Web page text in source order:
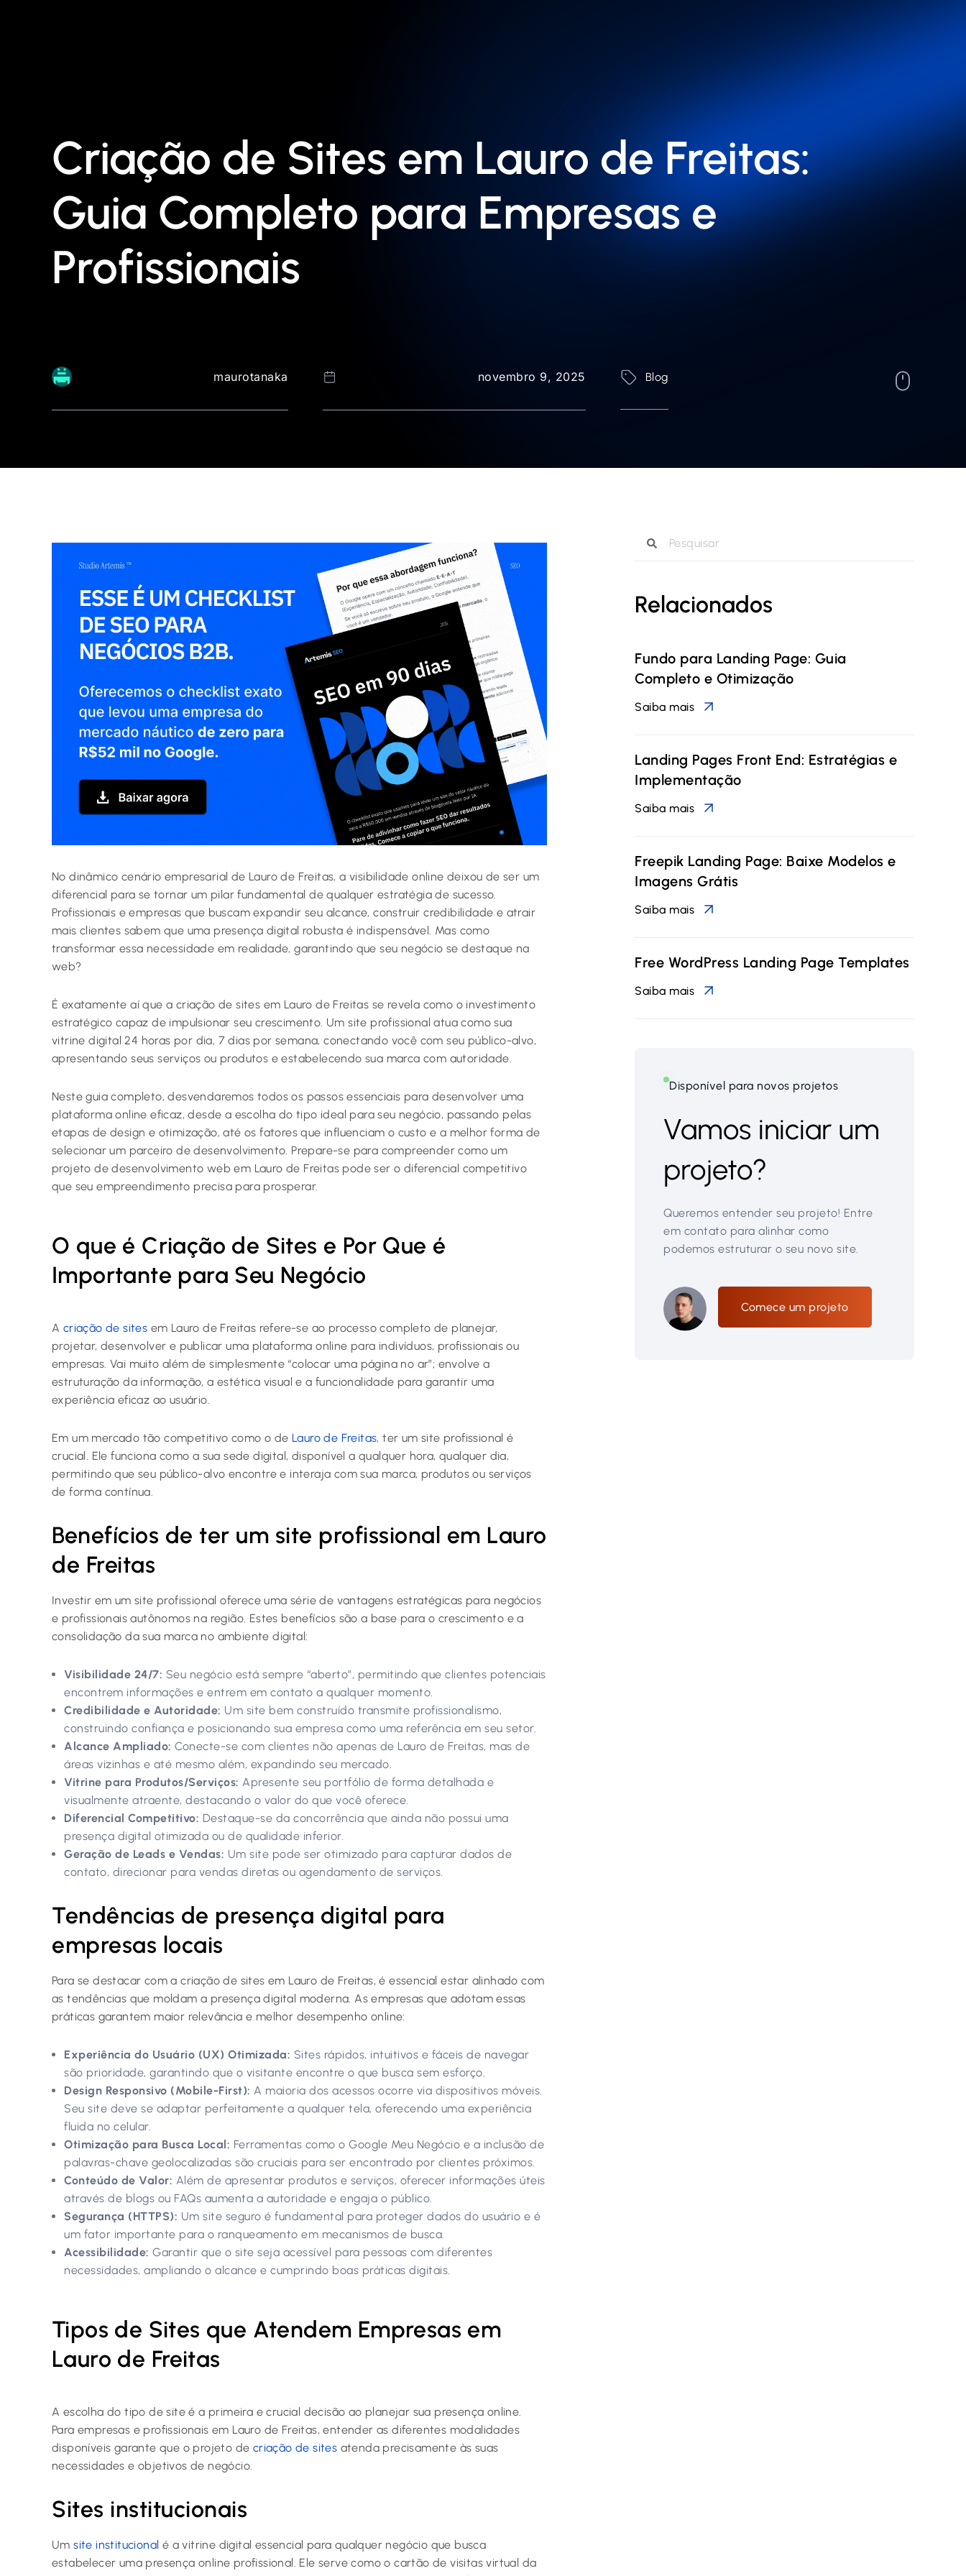
Criação de Sites em Lauro de Freitas:
Guia Completo para Empresas e
Profissionais
maurotanaka novembro 9, 2025 Blog
No dinâmico cenário empresarial de Lauro de Freitas, a visibilidade online deixou de ser um
diferencial para se tornar um pilar fundamental de qualquer estratégia de sucesso.
Profissionais e empresas que buscam expandir seu alcance, construir credibilidade e atrair
mais clientes sabem que uma presença digital robusta é indispensável. Mas como
transformar essa necessidade em realidade, garantindo que seu negócio se destaque na
web?
É exatamente aí que a criação de sites em Lauro de Freitas se revela como o investimento
estratégico capaz de impulsionar seu crescimento. Um site profissional atua como sua
vitrine digital 24 horas por dia, 7 dias por semana, conectando você com seu público-alvo,
apresentando seus serviços ou produtos e estabelecendo sua marca com autoridade.
Neste guia completo, desvendaremos todos os passos essenciais para desenvolver uma
plataforma online eficaz, desde a escolha do tipo ideal para seu negócio, passando pelas
etapas de design e otimização, até os fatores que influenciam o custo e a melhor forma de
selecionar um parceiro de desenvolvimento. Prepare-se para compreender como um
projeto de desenvolvimento web em Lauro de Freitas pode ser o diferencial competitivo
que seu empreendimento precisa para prosperar.
O que é Criação de Sites e Por Que é
Importante para Seu Negócio
A criação de sites em Lauro de Freitas refere-se ao processo completo de planejar,
projetar, desenvolver e publicar uma plataforma online para indivíduos, profissionais ou
empresas. Vai muito além de simplesmente “colocar uma página no ar”; envolve a
estruturação da informação, a estética visual e a funcionalidade para garantir uma
experiência eficaz ao usuário.
Em um mercado tão competitivo como o de Lauro de Freitas, ter um site profissional é
crucial. Ele funciona como a sua sede digital, disponível a qualquer hora, qualquer dia,
permitindo que seu público-alvo encontre e interaja com sua marca, produtos ou serviços
de forma contínua.
Benefícios de ter um site profissional em Lauro
de Freitas
Investir em um site profissional oferece uma série de vantagens estratégicas para negócios
e profissionais autônomos na região. Estes benefícios são a base para o crescimento e a
consolidação da sua marca no ambiente digital:
Visibilidade 24/7: Seu negócio está sempre “aberto”, permitindo que clientes potenciais
encontrem informações e entrem em contato a qualquer momento.
Credibilidade e Autoridade: Um site bem construído transmite profissionalismo,
construindo confiança e posicionando sua empresa como uma referência em seu setor.
Alcance Ampliado: Conecte-se com clientes não apenas de Lauro de Freitas, mas de
áreas vizinhas e até mesmo além, expandindo seu mercado.
Vitrine para Produtos/Serviços: Apresente seu portfólio de forma detalhada e
visualmente atraente, destacando o valor do que você oferece.
Diferencial Competitivo: Destaque-se da concorrência que ainda não possui uma
presença digital otimizada ou de qualidade inferior.
Geração de Leads e Vendas: Um site pode ser otimizado para capturar dados de
contato, direcionar para vendas diretas ou agendamento de serviços.
Tendências de presença digital para
empresas locais
Para se destacar com a criação de sites em Lauro de Freitas, é essencial estar alinhado com
as tendências que moldam a presença digital moderna. As empresas que adotam essas
práticas garantem maior relevância e melhor desempenho online:
Experiência do Usuário (UX) Otimizada: Sites rápidos, intuitivos e fáceis de navegar
são prioridade, garantindo que o visitante encontre o que busca sem esforço.
Design Responsivo (Mobile-First): A maioria dos acessos ocorre via dispositivos móveis.
Seu site deve se adaptar perfeitamente a qualquer tela, oferecendo uma experiência
fluida no celular.
Otimização para Busca Local: Ferramentas como o Google Meu Negócio e a inclusão de
palavras-chave geolocalizadas são cruciais para ser encontrado por clientes próximos.
Conteúdo de Valor: Além de apresentar produtos e serviços, oferecer informações úteis
através de blogs ou FAQs aumenta a autoridade e engaja o público.
Segurança (HTTPS): Um site seguro é fundamental para proteger dados do usuário e é
um fator importante para o ranqueamento em mecanismos de busca.
Acessibilidade: Garantir que o site seja acessível para pessoas com diferentes
necessidades, ampliando o alcance e cumprindo boas práticas digitais.
Tipos de Sites que Atendem Empresas em
Lauro de Freitas
A escolha do tipo de site é a primeira e crucial decisão ao planejar sua presença online.
Para empresas e profissionais em Lauro de Freitas, entender as diferentes modalidades
disponíveis garante que o projeto de criação de sites atenda precisamente às suas
necessidades e objetivos de negócio.
Sites institucionais
Umsite institucional é a vitrine digital essencial para qualquer negócio que busca
estabelecer uma presença online profissional. Ele serve como o cartão de visitas virtual da
Relacionados
Fundo para Landing Page: Guia
Completo e Otimização
Saiba mais
Landing Pages Front End: Estratégias e
Implementação
Saiba mais
Freepik Landing Page: Baixe Modelos e
Imagens Grátis
Saiba mais
Free WordPress Landing Page Templates
Saiba mais
Disponível para novos projetos
Vamos iniciar um
projeto?
Queremos entender seu projeto! Entre
em contato para alinhar como
podemos estruturar o seu novo site.
Comece um projeto